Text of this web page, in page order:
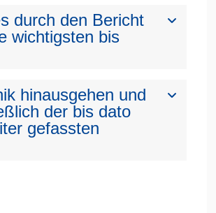
durch den Bericht
wichtigsten bis
hinausgehen und
der bis dato
gefassten